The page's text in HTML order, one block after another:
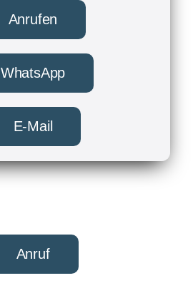
Anrufen
WhatsApp
E-Mail
Anruf